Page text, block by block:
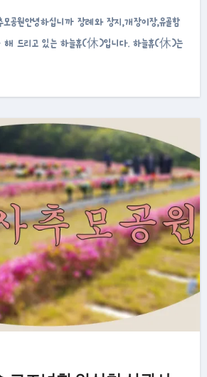
해 드리고 있는 하늘휴(休)입니다. 하늘휴(休)는